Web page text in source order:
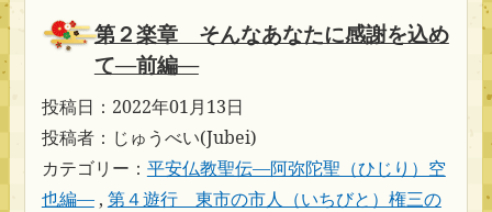
第２楽章 そんなあなたに感謝を込め
て―前編―
投稿日：2022年01月13日
投稿者：じゅうべい(Jubei)
カテゴリー： 平安仏教聖伝―阿弥陀聖（ひじり）空
也編―, 第４遊行 東市の市人（いちびと）権三の